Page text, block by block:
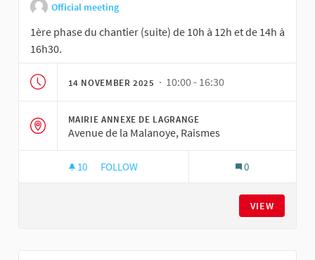
Official meeting
1ère phase du chantier (suite) de 10h à 12h et de 14h à
16h30.
14 NOVEMBER 2025 · 10:00 - 16:30
MAIRIE ANNEXE DE LAGRANGE
Avenue de la Malanoye, Raismes
10 10 FOLLOWERS
FOLLOW 0
VIEW